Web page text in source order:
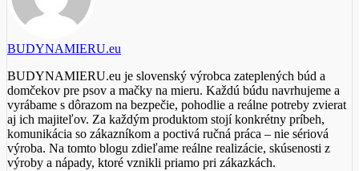
BUDYNAMIERU.eu
BUDYNAMIERU.eu je slovenský výrobca zateplených búd a
domčekov pre psov a mačky na mieru. Každú búdu navrhujeme a
vyrábame s dôrazom na bezpečie, pohodlie a reálne potreby zvierat
aj ich majiteľov. Za každým produktom stojí konkrétny príbeh,
komunikácia so zákazníkom a poctivá ručná práca – nie sériová
výroba. Na tomto blogu zdieľame reálne realizácie, skúsenosti z
výroby a nápady, ktoré vznikli priamo pri zákazkách.